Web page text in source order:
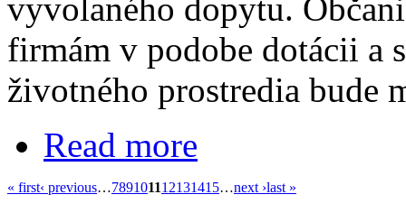
vyvolaného dopytu.
firmám v podobe dotácii a
životného prostredia bude
Read more
« first‹ previous…789101112131415…next ›last »